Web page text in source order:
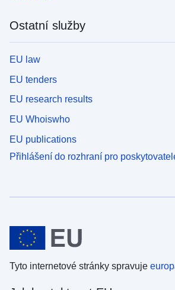
Ostatní služby
EU law
EU tenders
EU research results
EU Whoiswho
EU publications
Přihlášení do rozhraní pro
Tyto internetové stránky spravuje